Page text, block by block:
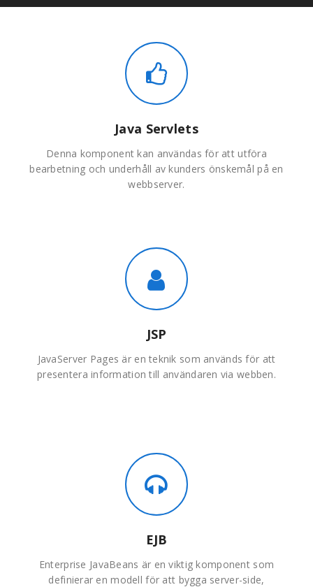
Java Servlets
Denna komponent kan användas för att utföra
bearbetning och underhåll av kunders önskemål på en
webbserver.
JSP
JavaServer Pages är en teknik som används för att
presentera information till användaren via webben.
EJB
Enterprise JavaBeans är en viktig komponent som
definierar en modell för att bygga server-side,